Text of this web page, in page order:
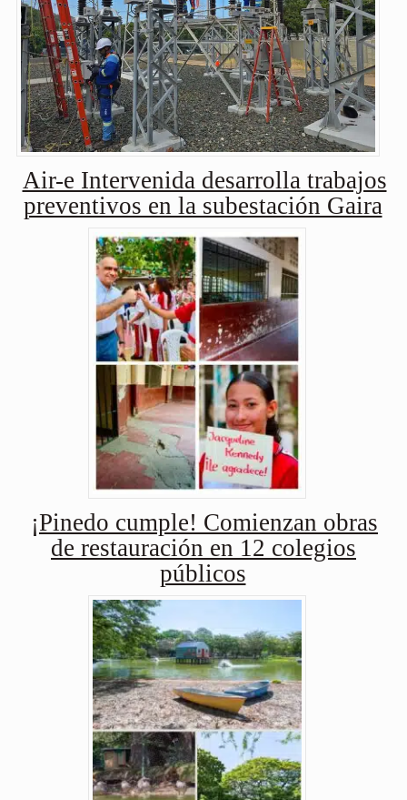
Air-e Intervenida desarrolla trabajos
preventivos en la subestación Gaira
¡Pinedo cumple! Comienzan obras
de restauración en 12 colegios
públicos